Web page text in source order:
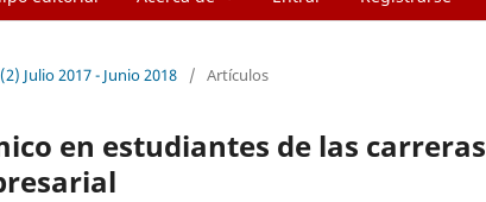
Julio 2017 - Junio 2018 / Artículos
en estudiantes de las carreras